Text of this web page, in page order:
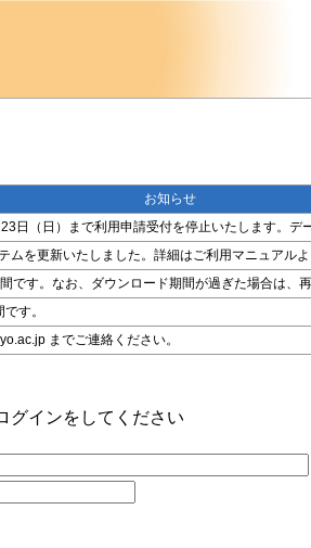
お知らせ
（日）まで利用申請受付を停止いたします。デ
を更新いたしました。詳細はご利用マニュアルよ
す。なお、ダウンロード期間が過ぎた場合は、
す。
までご連絡ください。
グインをしてください